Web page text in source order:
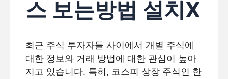
스 보는방법 설치X
최근 주식 투자자들 사이에서 개별 주식에
대한 정보와 거래 방법에 대한 관심이 높아
지고 있습니다. 특히, 코스피 상장 주식인 한